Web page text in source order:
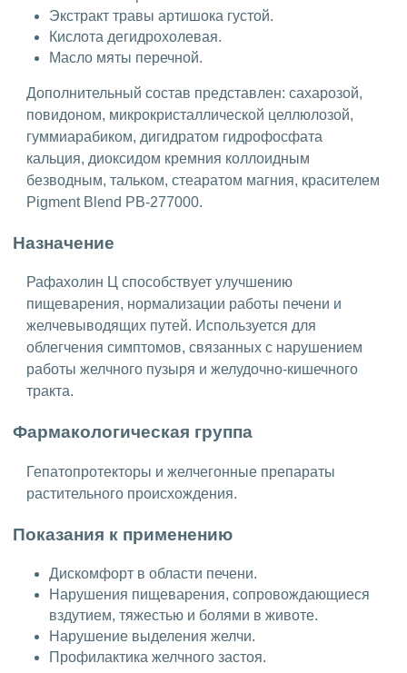
Экстракт травы артишока густой.
Кислота дегидрохолевая.
Масло мяты перечной.
Дополнительный состав представлен: сахарозой,
повидоном, микрокристаллической целлюлозой,
гуммиарабиком, дигидратом гидрофосфата
кальция, диоксидом кремния коллоидным
безводным, тальком, стеаратом магния, красителем
Pigment Blend PB-277000.
Назначение
Рафахолин Ц способствует улучшению
пищеварения, нормализации работы печени и
желчевыводящих путей. Используется для
облегчения симптомов, связанных с нарушением
работы желчного пузыря и желудочно-кишечного
тракта.
Фармакологическая группа
Гепатопротекторы и желчегонные препараты
растительного происхождения.
Показания к применению
Дискомфорт в области печени.
Нарушения пищеварения, сопровождающиеся
вздутием, тяжестью и болями в животе.
Нарушение выделения желчи.
Профилактика желчного застоя.